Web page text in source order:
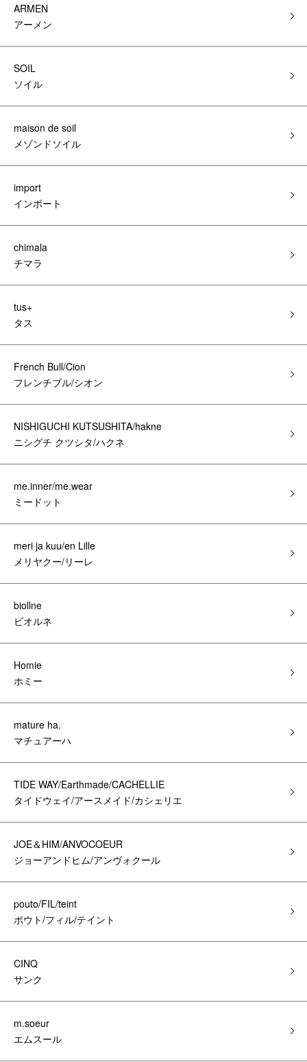
ARMEN
アーメン
SOIL
ソイル
maison de soil
メゾンドソイル
import
インポート
chimala
チマラ
tus+
タス
French Bull/Cion
フレンチブル/シオン
NISHIGUCHI KUTSUSHITA/hakne
ニシグチ クツシタ/ハクネ
me.inner/me.wear
ミードット
meri ja kuu/en Lille
メリヤクー/リーレ
biollne
ビオルネ
Homie
ホミー
mature ha.
マチュアーハ
TIDE WAY/Earthmade/CACHELLIE
タイドウェイ/アースメイド/カシェリエ
JOE＆HIM/ANVOCOEUR
ジョーアンドヒム/アンヴォクール
pouto/FIL/teint
ポウト/フィル/テイント
CINQ
サンク
m.soeur
エムスール